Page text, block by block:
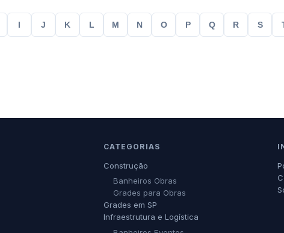
I J K L M N O P Q R S
CATEGORIAS
Construção
Banheiros Obras
Grades para Obras
Grades em SP
Infraestrutura e Logística